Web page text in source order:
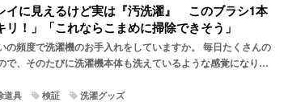
イに見えるけど実は『汚洗濯』 このブラシ1本
！」「これならこまめに掃除できそう」
の頻度で洗濯機のお手入れをしていますか。 毎日たくさんの
で、そのたびに洗濯機本体も洗えているような感覚になりま
道具 検証 洗濯グッズ